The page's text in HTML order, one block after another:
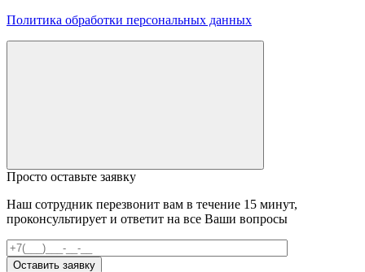
Политика обработки персональных данных
Просто оставьте заявку
Наш сотрудник перезвонит вам в течение 15 минут,
проконсультирует и ответит на все Ваши вопросы